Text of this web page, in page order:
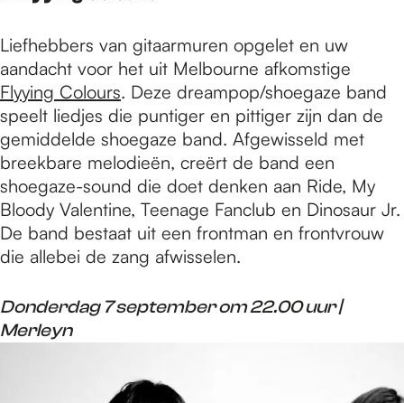
a
g
e
Liefhebbers van gitaarmuren opgelet en uw
aandacht voor het uit Melbourne afkomstige
Flyying Colours. Deze dreampop/shoegaze band
speelt liedjes die puntiger en pittiger zijn dan de
gemiddelde shoegaze band. Afgewisseld met
breekbare melodieën, creërt de band een
shoegaze-sound die doet denken aan Ride, My
Bloody Valentine, Teenage Fanclub en Dinosaur Jr.
De band bestaat uit een frontman en frontvrouw
die allebei de zang afwisselen.
Donderdag 7 september om 22.00 uur |
Merleyn